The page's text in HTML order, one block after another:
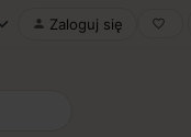
 Zaloguj się favorite_border